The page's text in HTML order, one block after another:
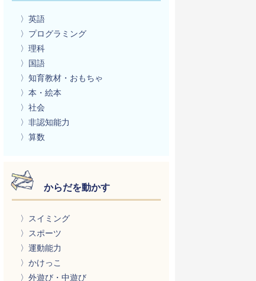
〉英語
〉プログラミング
〉理科
〉国語
〉知育教材・おもちゃ
〉本・絵本
〉社会
〉非認知能力
〉算数
からだを動かす
〉スイミング
〉スポーツ
〉運動能力
〉かけっこ
〉外遊び・中遊び